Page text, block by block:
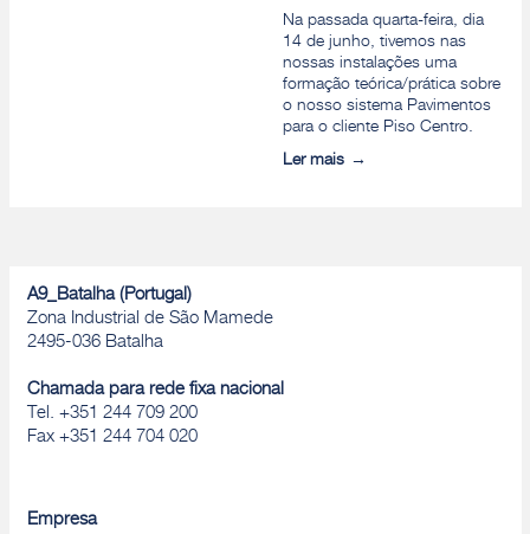
Na passada quarta-feira, dia
14 de junho, tivemos nas
nossas instalações uma
formação teórica/prática sobre
o nosso sistema Pavimentos
para o cliente Piso Centro.
Ler mais
A9_Batalha (Portugal)
Zona Industrial de São Mamede
2495-036 Batalha
Chamada para rede fixa nacional
Tel. +351 244 709 200
Fax +351 244 704 020
Empresa